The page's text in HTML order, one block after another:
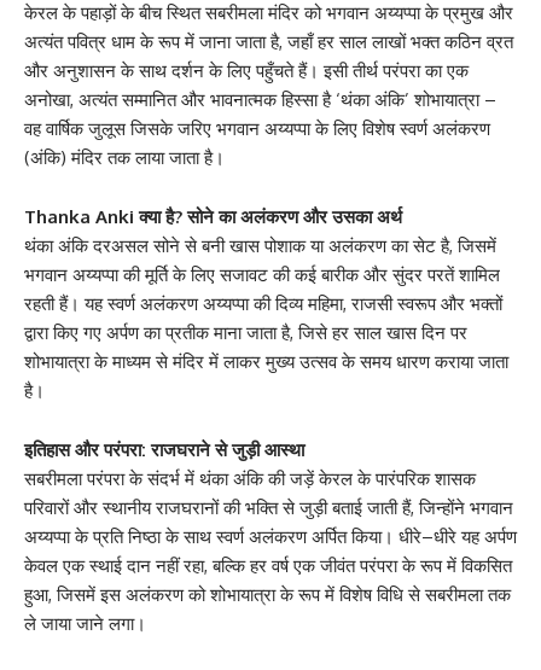
केरल के पहाड़ों के बीच स्थित सबरीमला मंदिर को भगवान अय्यप्पा के प्रमुख और
अत्यंत पवित्र धाम के रूप में जाना जाता है, जहाँ हर साल लाखों भक्त कठिन व्रत
और अनुशासन के साथ दर्शन के लिए पहुँचते हैं। इसी तीर्थ परंपरा का एक
अनोखा, अत्यंत सम्मानित और भावनात्मक हिस्सा है ‘थंका अंकि’ शोभायात्रा –
वह वार्षिक जुलूस जिसके जरिए भगवान अय्यप्पा के लिए विशेष स्वर्ण अलंकरण
(अंकि) मंदिर तक लाया जाता है।
Thanka Anki क्या है? सोने का अलंकरण और उसका अर्थ
थंका अंकि दरअसल सोने से बनी खास पोशाक या अलंकरण का सेट है, जिसमें
भगवान अय्यप्पा की मूर्ति के लिए सजावट की कई बारीक और सुंदर परतें शामिल
रहती हैं। यह स्वर्ण अलंकरण अय्यप्पा की दिव्य महिमा, राजसी स्वरूप और भक्तों
द्वारा किए गए अर्पण का प्रतीक माना जाता है, जिसे हर साल खास दिन पर
शोभायात्रा के माध्यम से मंदिर में लाकर मुख्य उत्सव के समय धारण कराया जाता
है।
इतिहास और परंपरा: राजघराने से जुड़ी आस्था
सबरीमला परंपरा के संदर्भ में थंका अंकि की जड़ें केरल के पारंपरिक शासक
परिवारों और स्थानीय राजघरानों की भक्ति से जुड़ी बताई जाती हैं, जिन्होंने भगवान
अय्यप्पा के प्रति निष्ठा के साथ स्वर्ण अलंकरण अर्पित किया। धीरे–धीरे यह अर्पण
केवल एक स्थाई दान नहीं रहा, बल्कि हर वर्ष एक जीवंत परंपरा के रूप में विकसित
हुआ, जिसमें इस अलंकरण को शोभायात्रा के रूप में विशेष विधि से सबरीमला तक
ले जाया जाने लगा।